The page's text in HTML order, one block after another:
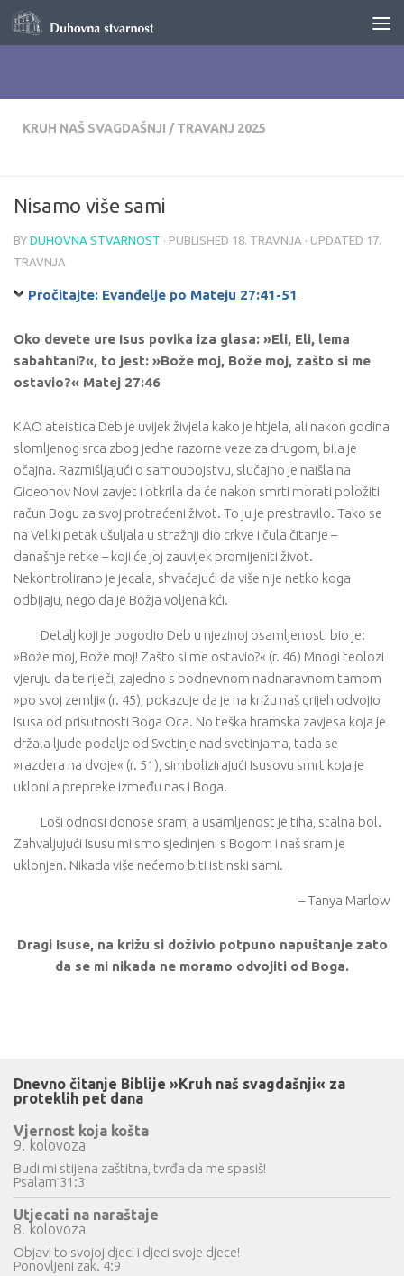
Skip to content
KRUH NAŠ SVAGDAŠNJI / TRAVANJ 2025
Nisamo više sami
BY DUHOVNA STVARNOST · PUBLISHED 18. TRAVNJA · UPDATED 17.
TRAVNJA
Pročitajte: Evanđelje po Mateju 27:41-51
Oko devete ure Isus povika iza glasa: »Eli, Eli, lema
sabahtani?«, to jest: »Bože moj, Bože moj, zašto si me
ostavio?« Matej 27:46
KAO ateistica Deb je uvijek živjela kako je htjela, ali nakon godina
slomljenog srca zbog jedne razorne veze za drugom, bila je
očajna. Razmišljajući o samoubojstvu, slučajno je naišla na
Gideonov Novi zavjet i otkrila da će nakon smrti morati položiti
račun Bogu za svoj protraćeni život. To ju je prestravilo. Tako se
na Veliki petak ušuljala u stražnji dio crkve i čula čitanje –
današnje retke – koji će joj zauvijek promijeniti život.
Nekontrolirano je jecala, shvaćajući da više nije netko koga
odbijaju, nego da je Božja voljena kći.
Detalj koji je pogodio Deb u njezinoj osamljenosti bio je:
»Bože moj, Bože moj! Zašto si me ostavio?« (r. 46) Mnogi teolozi
vjeruju da te riječi, zajedno s podnevnom nadnaravnom tamom
»po svoj zemlji« (r. 45), pokazuje da je na križu naš grijeh odvojio
Isusa od prisutnosti Boga Oca. No teška hramska zavjesa koja je
držala ljude podalje od Svetinje nad svetinjama, tada se
»razdera na dvoje« (r. 51), simbolizirajući Isusovu smrt koja je
uklonila prepreke između nas i Boga.
Loši odnosi donose sram, a usamljenost je tiha, stalna bol.
Zahvaljujući Isusu mi smo sjedinjeni s Bogom i naš sram je
uklonjen. Nikada više nećemo biti istinski sami.
– Tanya Marlow
Dragi Isuse, na križu si doživio potpuno napuštanje zato
da se mi nikada ne moramo odvojiti od Boga.
Dnevno čitanje Biblije »Kruh naš svagdašnji« za
proteklih pet dana
Vjernost koja košta
9. kolovoza
Budi mi stijena zaštitna, tvrđa da me spasiš!
Psalam 31:3
Utjecati na naraštaje
8. kolovoza
Objavi to svojoj djeci i djeci svoje djece!
Ponovljeni zak. 4:9